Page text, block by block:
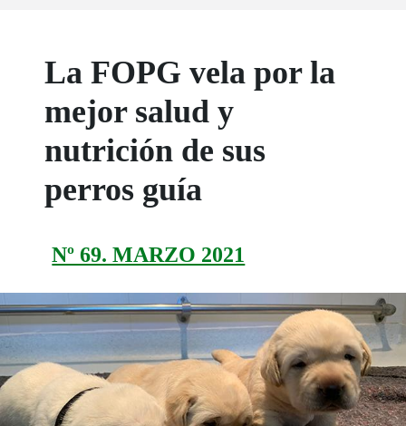
La FOPG vela por la
mejor salud y
nutrición de sus
perros guía
Nº 69. MARZO 2021